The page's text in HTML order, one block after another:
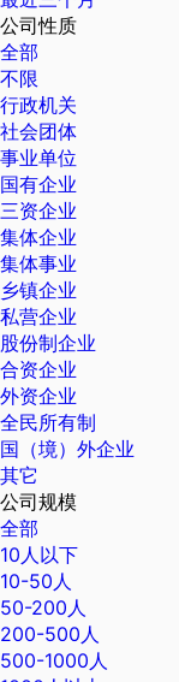
公司性质
全部
不限
行政机关
社会团体
事业单位
国有企业
三资企业
集体企业
集体事业
乡镇企业
私营企业
股份制企业
合资企业
外资企业
全民所有制
国（境）外企业
其它
公司规模
全部
10人以下
10-50人
50-200人
200-500人
500-1000人